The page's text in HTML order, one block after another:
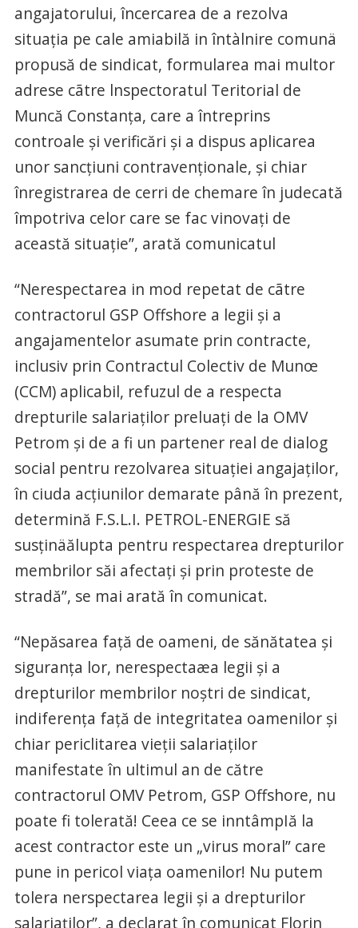
angajatorului, încercarea de a rezolva
situația pe cale amiabilă in întàlnire comunä
propusă de sindicat, formularea mai multor
adrese cãtre lnspectoratul Teritorial de
Muncă Constanța, care a întreprins
controale și verificări și a dispus aplicarea
unor sancțiuni contravenționale, și chiar
înregistrarea de cerri de chemare în judecată
împotriva celor care se fac vinovați de
această situație”, arată comunicatul
“Nerespectarea in mod repetat de cãtre
contractorul GSP Offshore a legii și a
angajamentelor asumate prin contracte,
inclusiv prin Contractul Colectiv de Munœ
(CCM) aplicabil, refuzul de a respecta
drepturile salariaților preluați de la OMV
Petrom și de a fi un partener real de dialog
social pentru rezolvarea situației angajaților,
în ciuda acțiunilor demarate până în prezent,
determină F.S.L.I. PETROL-ENERGIE să
susținäălupta pentru respectarea drepturilor
membrilor săi afectați și prin proteste de
stradă”, se mai arată în comunicat.
“Nepăsarea față de oameni, de sănătatea şi
siguranța lor, nerespectaæa legii şi a
drepturilor membrilor noștri de sindicat,
indiferența față de integritatea oamenilor şi
chiar periclitarea vieții salariaților
manifestate în ultimul an de către
contractorul OMV Petrom, GSP Offshore, nu
poate fi tolerată! Ceea ce se inntâmpIă la
acest contractor este un „virus moral” care
pune in pericol viața oamenilor! Nu putem
tolera nerspectarea legii şi a drepturilor
salariaților”, a declarat în comunicat Florin